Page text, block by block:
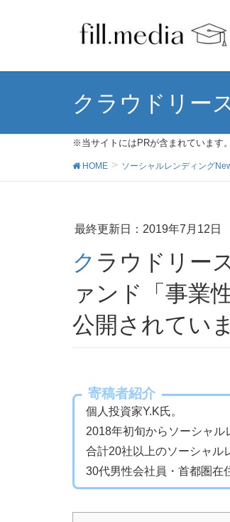
クラウドリー
※当サイトにはPRが含まれています。
HOME ソーシャルレンディング
最終更新日：2019年7月12日
クラウドリースにて、ソーシャルレンディングフ
ァンド「事業
公開されてい
寄稿者紹介
個人投資家Y.K氏。
2018年初旬からソーシャル
合計20社以上のソーシャル
30代男性会社員・首都圏在